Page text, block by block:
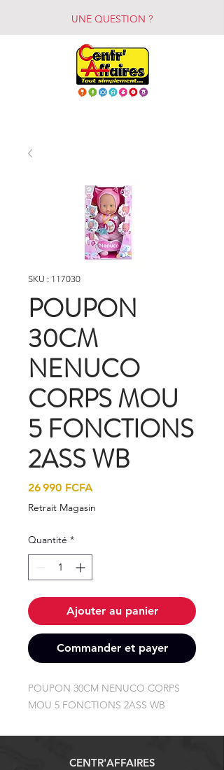
UNE QUESTION ?
SKU : 117030
POUPON
30CM
NENUCO
CORPS MOU
5 FONCTIONS
2ASS WB
26 990 FCFA
Retrait Magasin
Quantité *
Ajouter au panier
Commander et payer
POUPON 30CM NENUCO CORPS
MOU 5 FONCTIONS 2ASS WB
CENTR'AFFAIRES